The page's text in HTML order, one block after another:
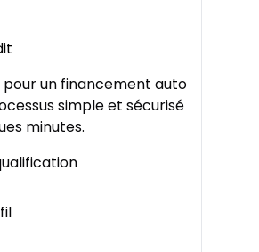
un financement auto
simple et sécurisé
minutes.